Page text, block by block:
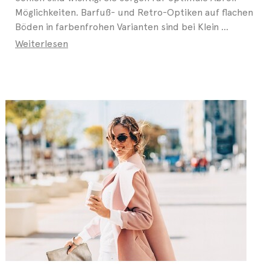
Möglichkeiten. Barfuß- und Retro-Optiken auf flachen
Böden in farbenfrohen Varianten sind bei Klein ...
Weiterlesen